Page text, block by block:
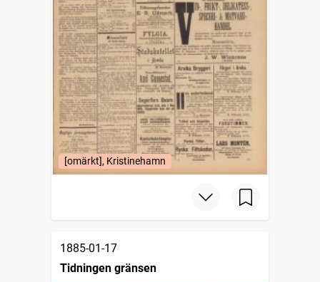
[omärkt], Kristinehamn
1885-01-17
Tidningen gränsen